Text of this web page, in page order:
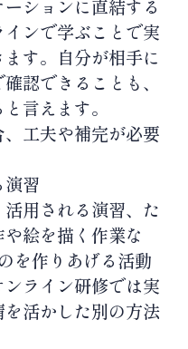
ションに直結する
ンで学ぶことで実
す。自分が相手に
認できることも、
言えます。
工夫や補完が必要
習
用される演習、た
絵を描く作業な
を作りあげる活動
ライン研修では実
活かした別の方法